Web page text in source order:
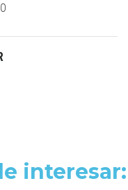
interesar: